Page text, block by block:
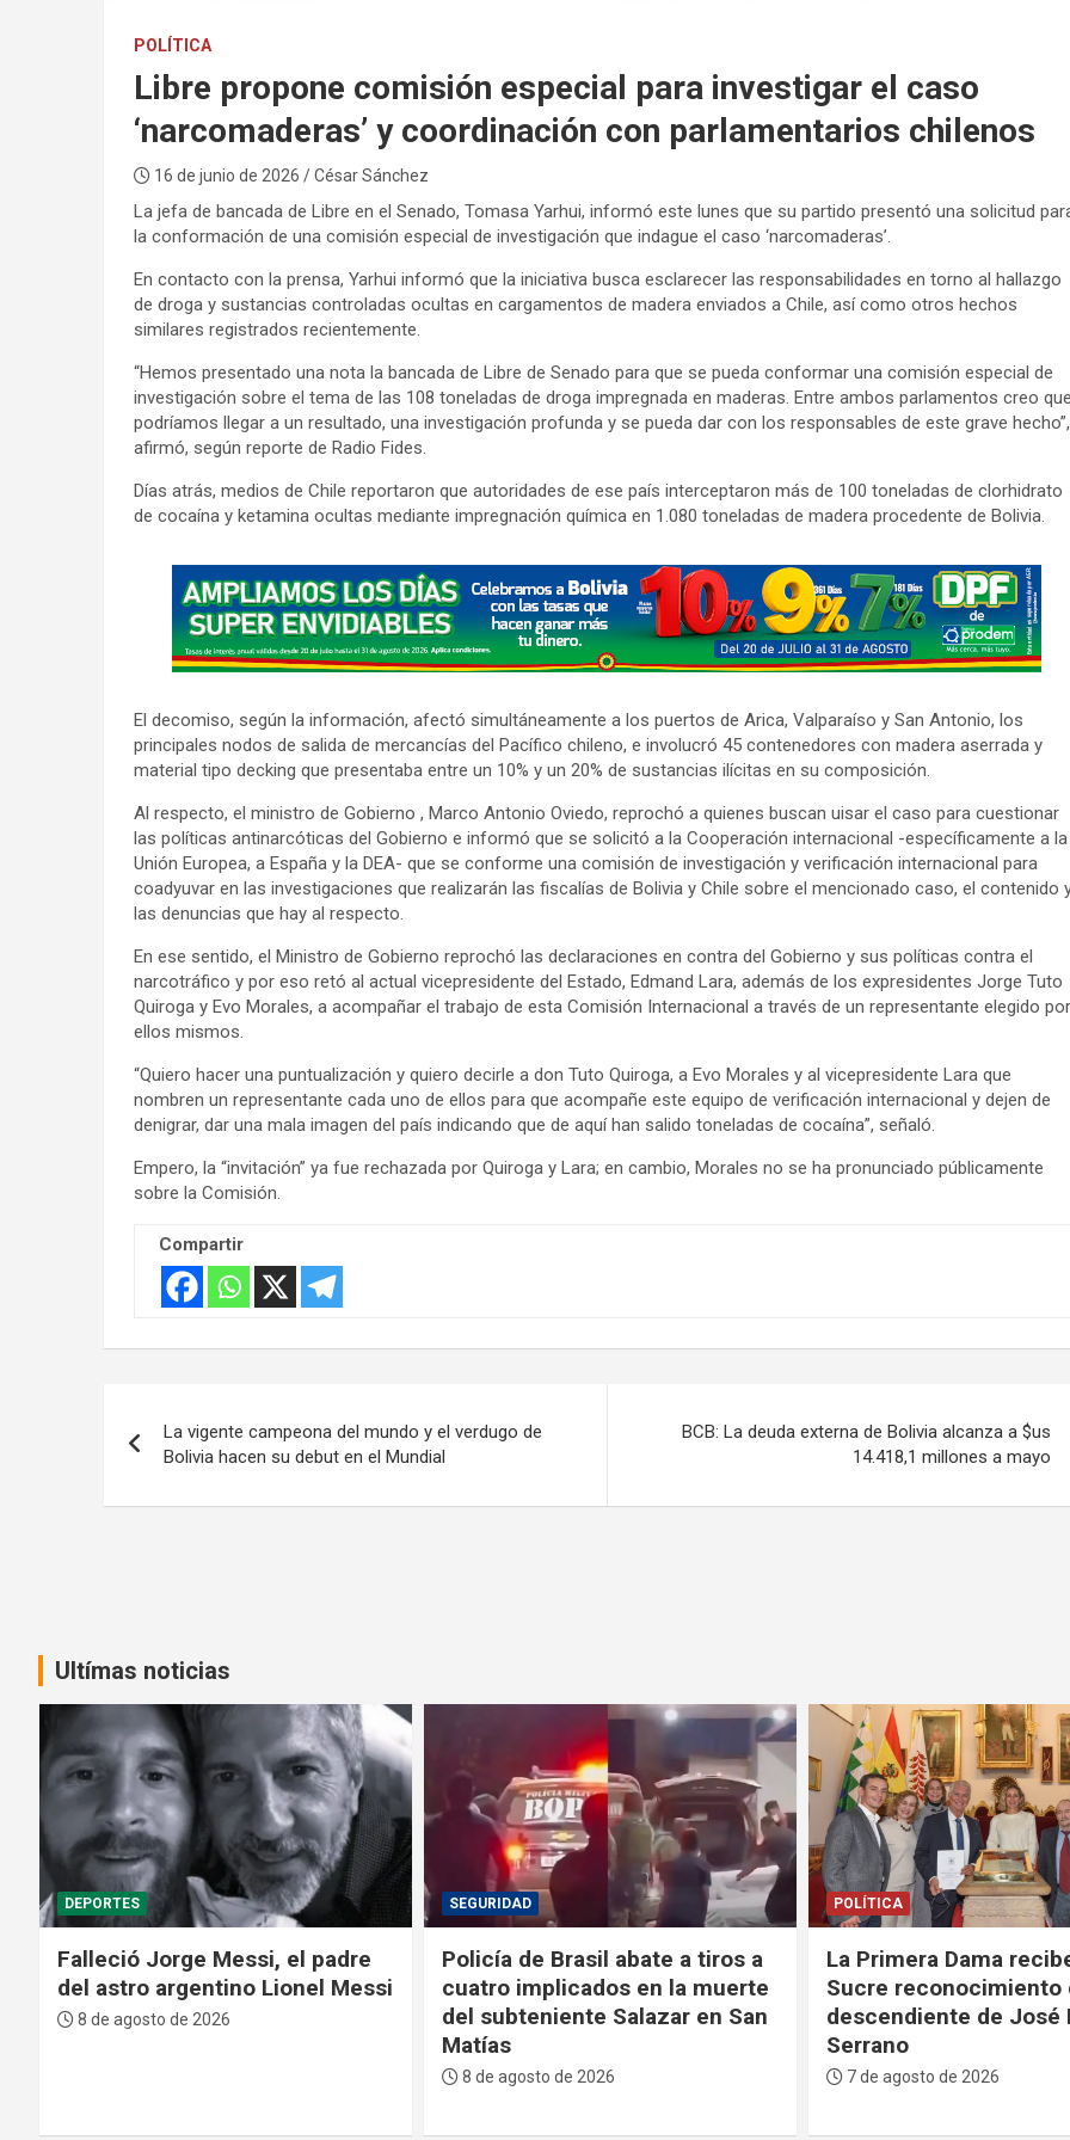
POLÍTICA
Libre propone comisión especial para investigar el caso
‘narcomaderas’ y coordinación con parlamentarios chilenos
16 de junio de 2026 / César Sánchez
La jefa de bancada de Libre en el Senado, Tomasa Yarhui, informó este lunes que su partido presentó una solicitud
la conformación de una comisión especial de investigación que indague el caso ‘narcomaderas’.
En contacto con la prensa, Yarhui informó que la iniciativa busca esclarecer las responsabilidades en torno al hallazgo
de droga y sustancias controladas ocultas en cargamentos de madera enviados a Chile, así como otros hechos
similares registrados recientemente.
“Hemos presentado una nota la bancada de Libre de Senado para que se pueda conformar una comisión especial de
investigación sobre el tema de las 108 toneladas de droga impregnada en maderas. Entre ambos parlamentos creo que
podríamos llegar a un resultado, una investigación profunda y se pueda dar con los responsables de este grave hecho”,
afirmó, según reporte de Radio Fides.
Días atrás, medios de Chile reportaron que autoridades de ese país interceptaron más de 100 toneladas de clorhidrato
de cocaína y ketamina ocultas mediante impregnación química en 1.080 toneladas de madera procedente de Bolivia.
t
i
e
m
e
n
t
:
El decomiso, según la información, afectó simultáneamente a los puertos de Arica, Valparaíso y San Antonio, los
principales nodos de salida de mercancías del Pacífico chileno, e involucró 45 contenedores con madera aserrada y
material tipo decking que presentaba entre un 10% y un 20% de sustancias ilícitas en su composición.
Al respecto, el ministro de Gobierno , Marco Antonio Oviedo, reprochó a quienes buscan uisar el caso para cuestionar
las políticas antinarcóticas del Gobierno e informó que se solicitó a la Cooperación internacional -específicamente a la
Unión Europea, a España y la DEA- que se conforme una comisión de investigación y verificación internacional para
coadyuvar en las investigaciones que realizarán las fiscalías de Bolivia y Chile sobre el mencionado caso, el contenido
las denuncias que hay al respecto.
En ese sentido, el Ministro de Gobierno reprochó las declaraciones en contra del Gobierno y sus políticas contra el
narcotráfico y por eso retó al actual vicepresidente del Estado, Edmand Lara, además de los expresidentes Jorge Tuto
Quiroga y Evo Morales, a acompañar el trabajo de esta Comisión Internacional a través de un representante elegido por
ellos mismos.
“Quiero hacer una puntualización y quiero decirle a don Tuto Quiroga, a Evo Morales y al vicepresidente Lara que
nombren un representante cada uno de ellos para que acompañe este equipo de verificación internacional y dejen de
denigrar, dar una mala imagen del país indicando que de aquí han salido toneladas de cocaína”, señaló.
Empero, la “invitación” ya fue rechazada por Quiroga y Lara; en cambio, Morales no se ha pronunciado públicamente
sobre la Comisión.
Compartir
de
entradas
La vigente campeona del mundo y el verdugo de
Bolivia hacen su debut en el Mundial
BCB: La deuda externa de Bolivia alcanza a $us
14.418,1 millones a mayo
Ultímas noticias
SEGURIDAD
Policía de Brasil abate a tiros a
cuatro implicados en la muerte
del subteniente Salazar en San
POLÍTICA
La Primera Dama recibe en
Sucre reconocimiento como
descendiente de José Mariano
Serrano
7 de agosto de 2026
DEPORTES
La FBF da su respaldo
Infantino tras su fallido
proyecto para
Mundial
7 de agosto de 2026